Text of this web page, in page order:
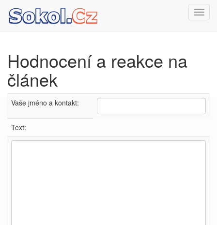
Hodnocení a reakce na
článek
Vaše jméno a kontakt:
Text: